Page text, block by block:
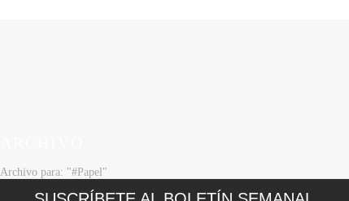
Archivo para: "#Papel"